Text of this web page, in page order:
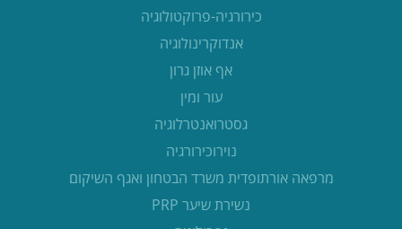
כירורגיה-פרוקטולוגיה
אנדוקרינולוגיה
אף אוזן גרון
עור ומין
גסטרואנטרלוגיה
נוירוכירורגיה
מרפאה אורתופדית משרד הבטחון ואגף השיקום
נשירת שיער PRP